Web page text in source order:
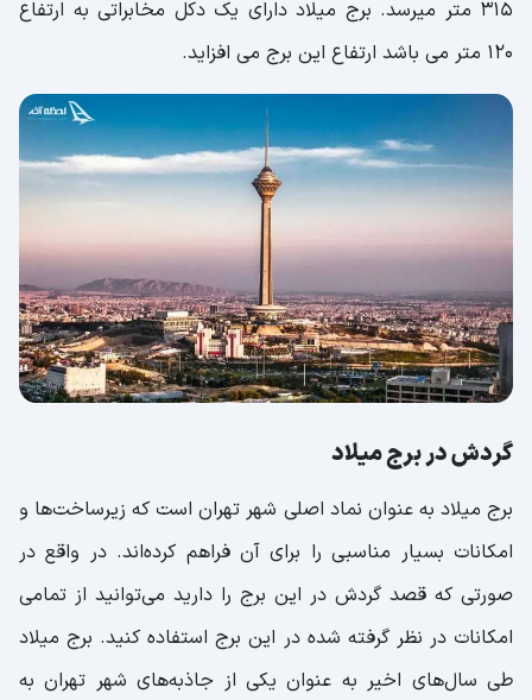
۳۱۵ متر میرسد. برج میلاد دارای یک دکل مخابراتی به ارتفاع
۱۲۰ متر می باشد ارتفاع این برج می افزاید.
گردش در برج میلاد
برج میلاد به عنوان نماد اصلی شهر تهران است که زیرساخت‌ها و
امکانات بسیار مناسبی را برای آن فراهم کرده‌اند. در واقع در
صورتی که قصد گردش در این برج را دارید می‌توانید از تمامی
امکانات در نظر گرفته شده در این برج استفاده کنید. برج میلاد
طی سال‌های اخیر به عنوان یکی از جاذبه‌های شهر تهران به